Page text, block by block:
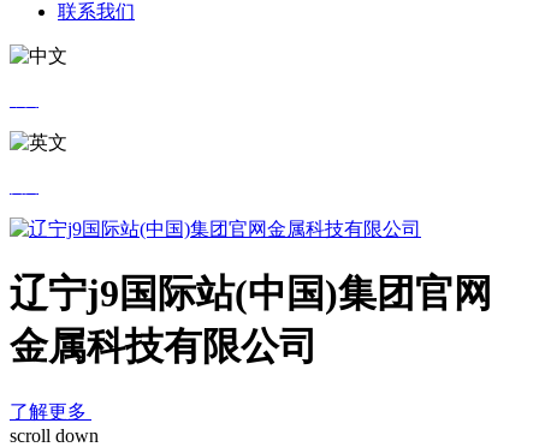
联系我们
辽宁j9国际站(中国)集团官网
金属科技有限公司
了解更多
scroll down